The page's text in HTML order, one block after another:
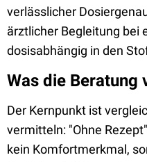
verlässlicher
ärztlicher Begleitung bei
dosisabhängig in den
Was die
Der Kernpunkt ist
vermitteln: "Ohne
kein Komfortmerkmal,